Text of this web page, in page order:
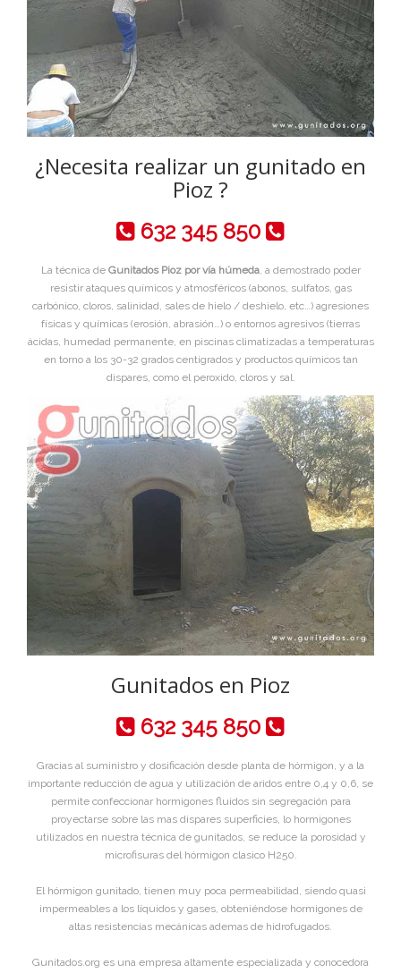
¿Necesita realizar un gunitado en
Pioz ?
632 345 850
La técnica de Gunitados Pioz por vía húmeda, a demostrado poder
resistir ataques químicos y atmosféricos (abonos, sulfatos, gas
carbónico, cloros, salinidad, sales de hielo / deshielo, etc…) agresiones
físicas y químicas (erosión, abrasión…) o entornos agresivos (tierras
ácidas, humedad permanente, en piscinas climatizadas a temperaturas
en torno a los 30-32 grados centigrados y productos químicos tan
dispares, como el peroxido, cloros y sal.
Gunitados en Pioz
632 345 850
Gracias al suministro y dosificación desde planta de hórmigon, y a la
importante reducción de agua y utilización de aridos entre 0,4 y 0,6, se
permite confeccionar hormigones fluidos sin segregación para
proyectarse sobre las mas dispares superficies, lo hormigones
utilizados en nuestra técnica de gunitados, se reduce la porosidad y
microfisuras del hórmigon clasico H250.
El hórmigon gunitado, tienen muy poca permeabilidad, siendo quasi
impermeables a los líquidos y gases, obteniéndose hormigones de
altas resistencias mecánicas ademas de hidrofugados.
Gunitados.org es una empresa altamente especializada y conocedora